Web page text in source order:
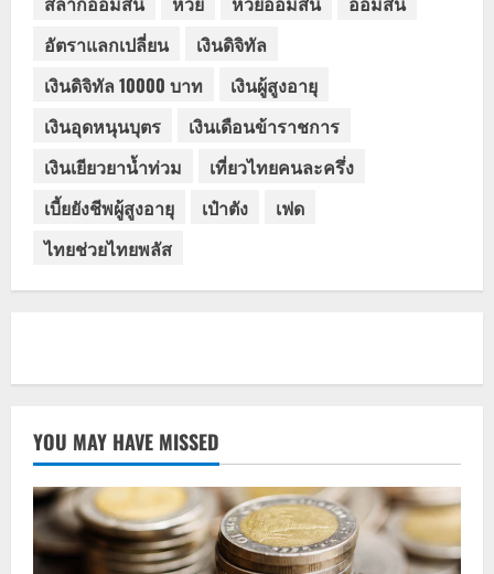
อัตราแลกเปลี่ยน
เงินดิจิทัล
เงินดิจิทัล 10000 บาท
เงินผู้สูงอายุ
เงินอุดหนุนบุตร
เงินเดือนข้าราชการ
เงินเยียวยาน้ำท่วม
เที่ยวไทยคนละครึ่ง
เบี้ยยังชีพผู้สูงอายุ
เป๋าตัง
เฟด
ไทยช่วยไทยพลัส
YOU MAY HAVE MISSED